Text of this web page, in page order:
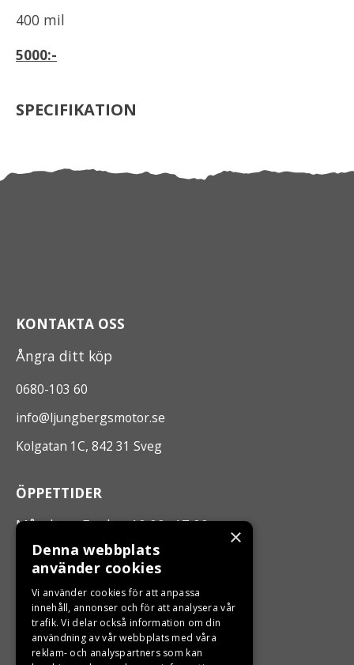
400 mil
5000:-
SPECIFIKATION
KONTAKTA OSS
Ångra ditt köp
0680-103 60
info@ljungbergsmotor.se
Kolgatan 1C, 842 31 Sveg
ÖPPETTIDER
Måndag - Fredag 10.00 -17.00
LJUNGBERGS MOTOR
Din BRP återförsäljare i Sveg!
×
Denna webbplats
använder cookies
Vi använder cookies för att anpassa
innehåll, annonser och för att analysera vår
trafik. Vi delar också information om din
användning av vår webbplats med våra
reklam- och analyspartners som kan